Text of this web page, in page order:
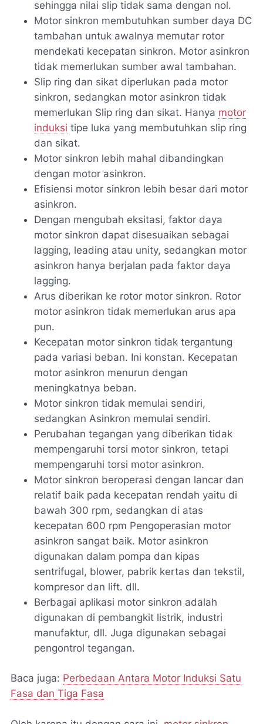
sehingga nilai slip tidak sama dengan nol.
Motor sinkron membutuhkan sumber daya DC
tambahan untuk awalnya memutar rotor
mendekati kecepatan sinkron. Motor asinkron
tidak memerlukan sumber awal tambahan.
Slip ring dan sikat diperlukan pada motor
sinkron, sedangkan motor asinkron tidak
memerlukan Slip ring dan sikat. Hanya motor
induksi tipe luka yang membutuhkan slip ring
dan sikat.
Motor sinkron lebih mahal dibandingkan
dengan motor asinkron.
Efisiensi motor sinkron lebih besar dari motor
asinkron.
Dengan mengubah eksitasi, faktor daya
motor sinkron dapat disesuaikan sebagai
lagging, leading atau unity, sedangkan motor
asinkron hanya berjalan pada faktor daya
lagging.
Arus diberikan ke rotor motor sinkron. Rotor
motor asinkron tidak memerlukan arus apa
pun.
Kecepatan motor sinkron tidak tergantung
pada variasi beban. Ini konstan. Kecepatan
motor asinkron menurun dengan
meningkatnya beban.
Motor sinkron tidak memulai sendiri,
sedangkan Asinkron memulai sendiri.
Perubahan tegangan yang diberikan tidak
mempengaruhi torsi motor sinkron, tetapi
mempengaruhi torsi motor asinkron.
Motor sinkron beroperasi dengan lancar dan
relatif baik pada kecepatan rendah yaitu di
bawah 300 rpm, sedangkan di atas
kecepatan 600 rpm Pengoperasian motor
asinkron sangat baik. Motor asinkron
digunakan dalam pompa dan kipas
sentrifugal, blower, pabrik kertas dan tekstil,
kompresor dan lift. dll.
Berbagai aplikasi motor sinkron adalah
digunakan di pembangkit listrik, industri
manufaktur, dll. Juga digunakan sebagai
pengontrol tegangan.
Baca juga: Perbedaan Antara Motor Induksi Satu
Fasa dan Tiga Fasa